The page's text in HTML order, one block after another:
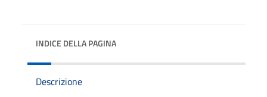
INDICE DELLA PAGINA
Descrizione